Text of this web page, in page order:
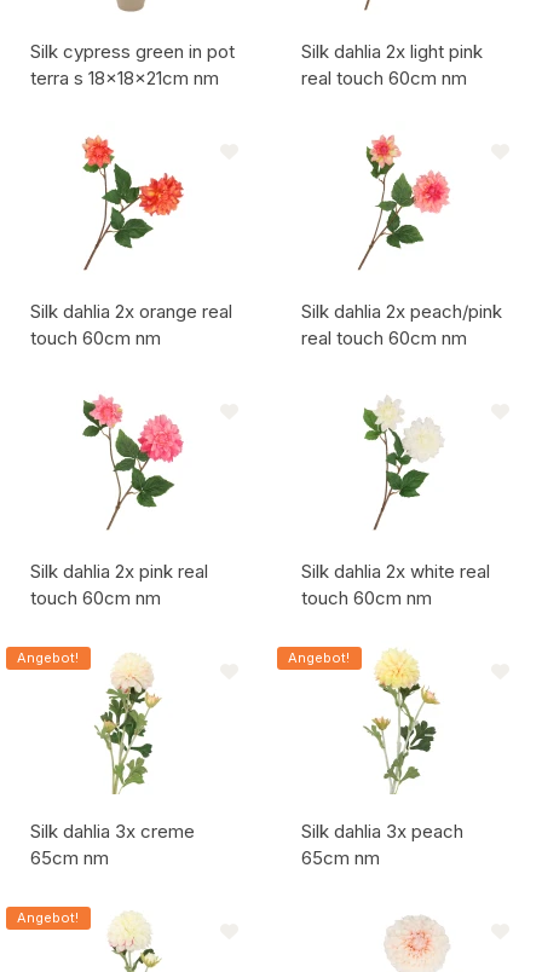
Silk cypress green in pot
terra s 18x18x21cm nm
Artikelcode:
Silk dahlia 2x light pink
real touch 60cm nm
Artikelcode:
Silk dahlia 2x orange real
touch 60cm nm
Artikelcode:
Silk dahlia 2x peach/pink
real touch 60cm nm
Silk dahlia 2x pink real
touch 60cm nm
Artikelcode:
Silk dahlia 2x white real
touch 60cm nm
Artikelcode:
Angebot!
Silk dahlia 3x creme
65cm nm
Artikelcode:
Angebot!
Silk dahlia 3x peach
65cm nm
Angebot!